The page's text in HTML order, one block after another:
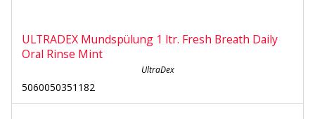
ULTRADEX Mundspülung 1 ltr. Fresh Breath Daily
Oral Rinse Mint
UltraDex
5060050351182